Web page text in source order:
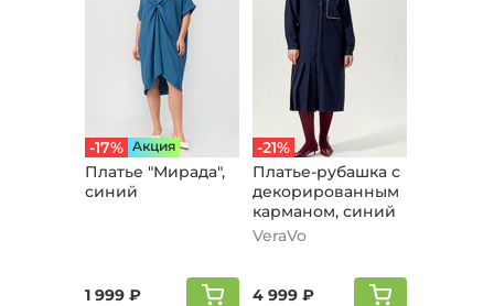
-17% Aкция
Платье "Мирада",
синий
1 999 ₽
-21%
Платье-рубашка с
декорированным
карманом, синий
VeraVo
4 999 ₽